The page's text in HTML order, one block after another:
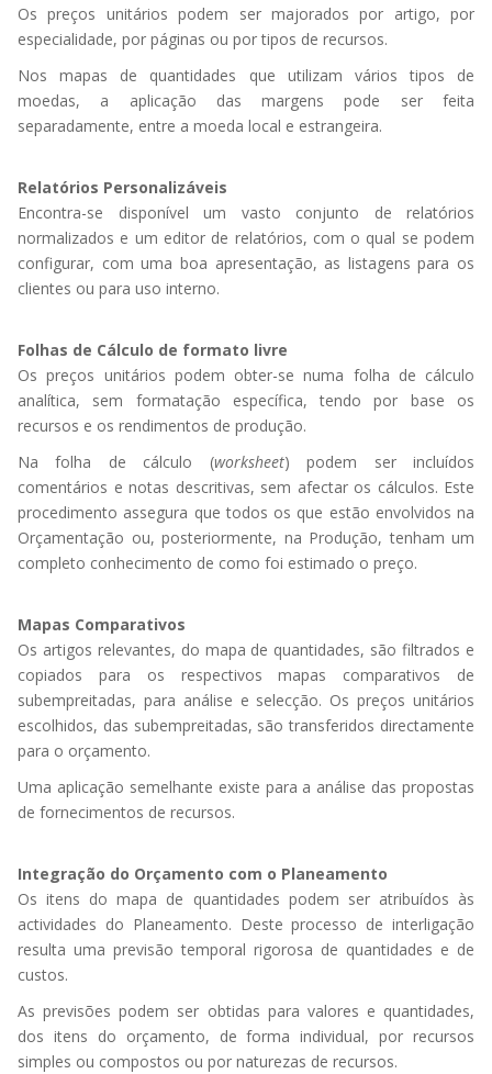
Os preços unitários podem ser majorados por artigo, por
especialidade, por páginas ou por tipos de recursos.
Nos mapas de quantidades que utilizam vários tipos de
moedas, a aplicação das margens pode ser feita
separadamente, entre a moeda local e estrangeira.
Relatórios Personalizáveis
Encontra-se disponível um vasto conjunto de relatórios
normalizados e um editor de relatórios, com o qual se podem
configurar, com uma boa apresentação, as listagens para os
clientes ou para uso interno.
Folhas de Cálculo de formato livre
Os preços unitários podem obter-se numa folha de cálculo
analítica, sem formatação específica, tendo por base os
recursos e os rendimentos de produção.
Na folha de cálculo (worksheet) podem ser incluídos
comentários e notas descritivas, sem afectar os cálculos. Este
procedimento assegura que todos os que estão envolvidos na
Orçamentação ou, posteriormente, na Produção, tenham um
completo conhecimento de como foi estimado o preço.
Mapas Comparativos
Os artigos relevantes, do mapa de quantidades, são filtrados e
copiados para os respectivos mapas comparativos de
subempreitadas, para análise e selecção. Os preços unitários
escolhidos, das subempreitadas, são transferidos directamente
para o orçamento.
Uma aplicação semelhante existe para a análise das propostas
de fornecimentos de recursos.
Integração do Orçamento com o Planeamento
Os itens do mapa de quantidades podem ser atribuídos às
actividades do Planeamento. Deste processo de interligação
resulta uma previsão temporal rigorosa de quantidades e de
custos.
As previsões podem ser obtidas para valores e quantidades,
dos itens do orçamento, de forma individual, por recursos
simples ou compostos ou por naturezas de recursos.